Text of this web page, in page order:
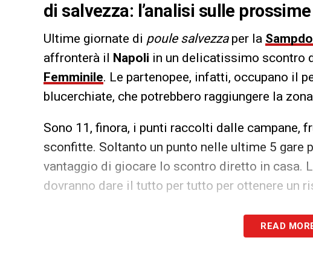
di salvezza: l’analisi sulle
Ultime giornate di poule salvezzaper la
affronterà il Napoli in un delicatissimo scontro
Femminile. Le partenopee, infatti, occupano il
blucerchiate, che potrebbero raggiungere la
Sono 11, finora, i punti raccolti dalle campane,
sconfitte. Soltanto un punto nelle ultime 5 gare
vantaggio di giocare lo scontro diretto in casa.
dovranno dare il tutto per tutto per ottenere un
LA PLAYLIST DELLE NOSTRE TOP NEWSREAD